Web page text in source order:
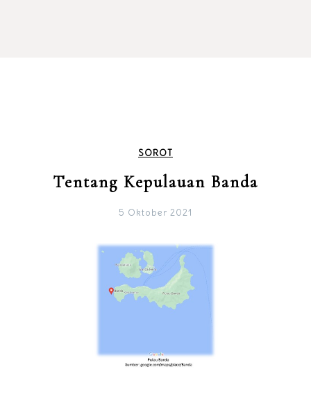
SOROT
Tentang Kepulauan Banda
5 Oktober 2021